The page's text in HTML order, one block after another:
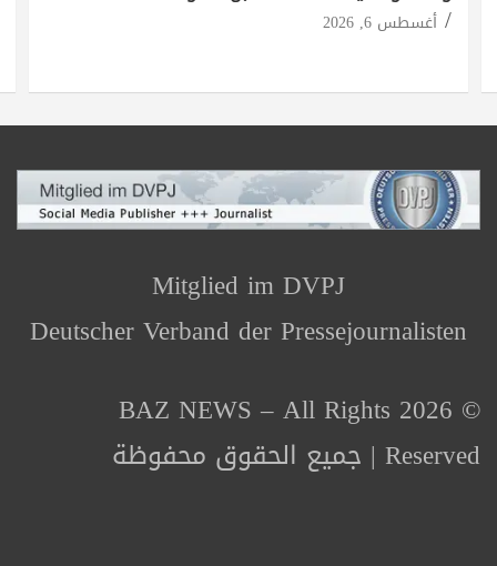
أغسطس 6, 2026
Mitglied im DVPJ
Deutscher Verband der Pressejournalisten
© 2026 BAZ NEWS – All Rights
Reserved | جميع الحقوق محفوظة